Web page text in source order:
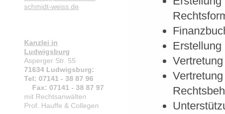
Erstellung
schmidt-weiss.de
Kanzlei in
Ludwigsburg
Asperger Str. 55
71634 Ludwigsburg:
Tel: 07141 - 38 87 96
Fax: 07141 - 38 87 97
mit Rechtsanwälten
Prof. Hauffe & Collegen